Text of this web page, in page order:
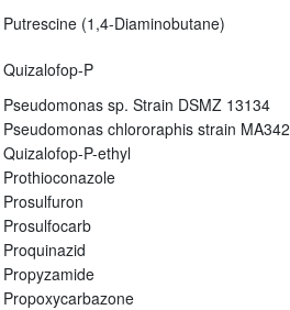
Putrescine (1,4-Diaminobutane)
Quizalofop-P
Pseudomonas sp. Strain DSMZ 13134
Pseudomonas chlororaphis strain MA342
Quizalofop-P-ethyl
Prothioconazole
Prosulfuron
Prosulfocarb
Proquinazid
Propyzamide
Propoxycarbazone